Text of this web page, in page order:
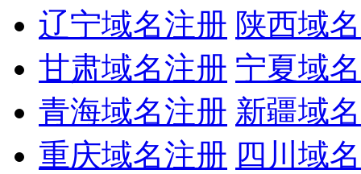
辽宁域名注册 陕西域
甘肃域名注册 宁夏域
青海域名注册 新疆域
重庆域名注册 四川域